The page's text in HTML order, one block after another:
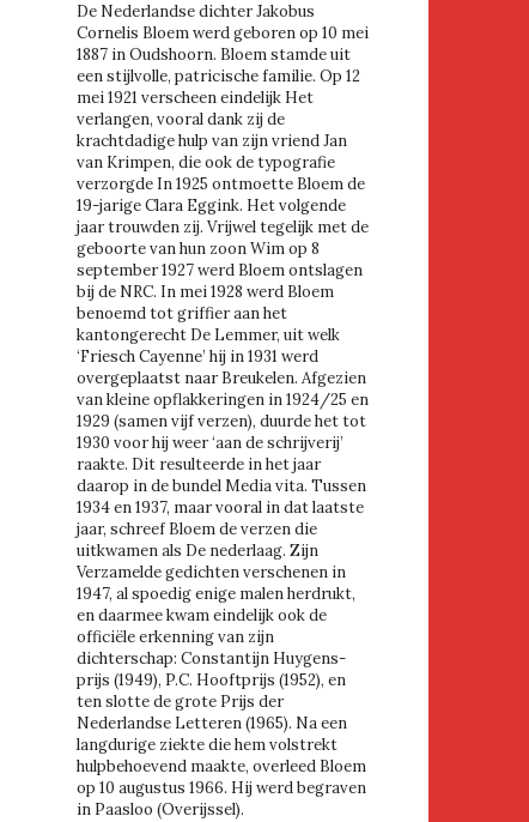
De Nederlandse dichter Jakobus
Cornelis Bloem werd geboren op 10 mei
1887 in Oudshoorn. Bloem stamde uit
een stijlvolle, patricische familie. Op 12
mei 1921 verscheen eindelijk Het
verlangen, vooral dank zij de
krachtdadige hulp van zijn vriend Jan
van Krimpen, die ook de typografie
verzorgde In 1925 ontmoette Bloem de
19-jarige Clara Eggink. Het volgende
jaar trouwden zij. Vrijwel tegelijk met de
geboorte van hun zoon Wim op 8
september 1927 werd Bloem ontslagen
bij de NRC. In mei 1928 werd Bloem
benoemd tot griffier aan het
kantongerecht De Lemmer, uit welk
‘Friesch Cayenne’ hij in 1931 werd
overgeplaatst naar Breukelen. Afgezien
van kleine opflakkeringen in 1924/25 en
1929 (samen vijf verzen), duurde het tot
1930 voor hij weer ‘aan de schrijverij’
raakte. Dit resulteerde in het jaar
daarop in de bundel Media vita. Tussen
1934 en 1937, maar vooral in dat laatste
jaar, schreef Bloem de verzen die
uitkwamen als De nederlaag. Zijn
Verzamelde gedichten verschenen in
1947, al spoedig enige malen herdrukt,
en daarmee kwam eindelijk ook de
officiële erkenning van zijn
dichterschap: Constantijn Huygens-
prijs (1949), P.C. Hooftprijs (1952), en
ten slotte de grote Prijs der
Nederlandse Letteren (1965). Na een
langdurige ziekte die hem volstrekt
hulpbehoevend maakte, overleed Bloem
op 10 augustus 1966. Hij werd begraven
in Paasloo (Overijssel).